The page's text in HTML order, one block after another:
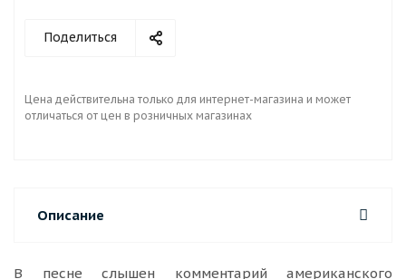
Поделиться
Цена действительна только для интернет-магазина и может
отличаться от цен в розничных магазинах
Описание
В песне слышен комментарий американского